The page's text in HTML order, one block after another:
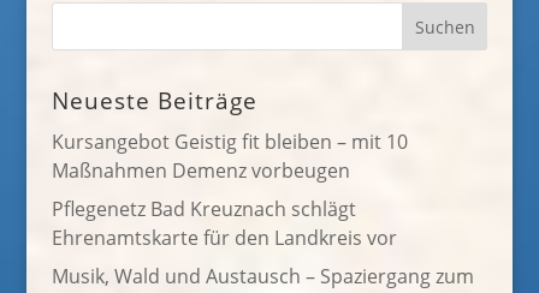
Neueste Beiträge
Kursangebot Geistig fit bleiben – mit 10
Maßnahmen Demenz vorbeugen
Pflegenetz Bad Kreuznach schlägt
Ehrenamtskarte für den Landkreis vor
Musik, Wald und Austausch – Spaziergang zum